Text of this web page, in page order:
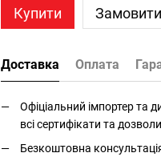
Купити
Доставка Оплата
Офіціальний імпортер та
всі сертифікати та
Безкоштовна